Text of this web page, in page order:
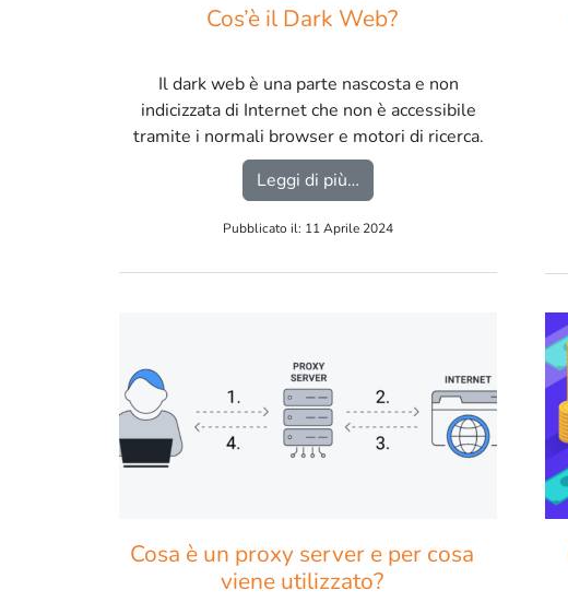
Cos’è il Dark Web?
Il dark web è una parte nascosta e non
indicizzata di Internet che non è accessibile
tramite i normali browser e motori di ricerca.
È costituito da reti private e anonime, come
ad esempio Tor (The Onion Router), che
anonimo e comunicare in modo crittografato.
[…]
Leggi di più…
Pubblicato il: 11 Aprile 2024
Cosa è un proxy server e per cosa
viene utilizzato?